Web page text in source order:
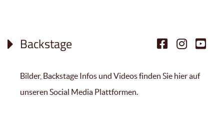
Backstage
Bilder, Backstage Infos und Videos finden Sie hier auf
unseren Social Media Plattformen.